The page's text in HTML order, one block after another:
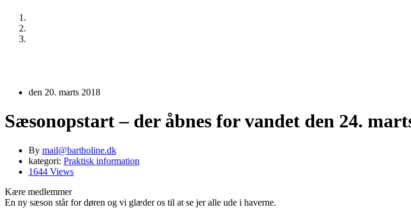
den 20. marts 2018
Sæsonopstart – der åbnes for vandet den 24.
By mail@bartholine.dk
kategori: Praktisk information
1644 Views
Kære medlemmer
En ny sæson står for døren og vi glæder os til at se jer alle ude i haverne.